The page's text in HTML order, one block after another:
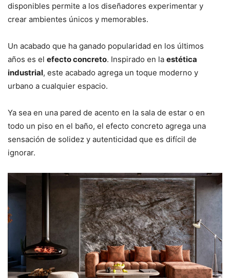
disponibles permite a los diseñadores experimentar y
crear ambientes únicos y memorables.
Un acabado que ha ganado popularidad en los últimos
años es el efecto concreto. Inspirado en la estética
industrial, este acabado agrega un toque moderno y
urbano a cualquier espacio.
Ya sea en una pared de acento en la sala de estar o en
todo un piso en el baño, el efecto concreto agrega una
sensación de solidez y autenticidad que es difícil de
ignorar.